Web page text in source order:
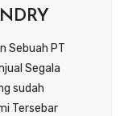
Sebuah PT
Segala
sudah
Tersebar